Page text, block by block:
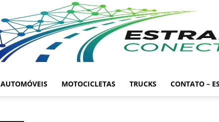
AUTOMÓVEIS MOTOCICLETAS TRUCKS CONTATO –